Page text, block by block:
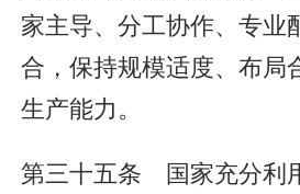
家主导、分工协作、专业
合，保持规模适度、布局
生产能力。
第三十五条 国家充分利